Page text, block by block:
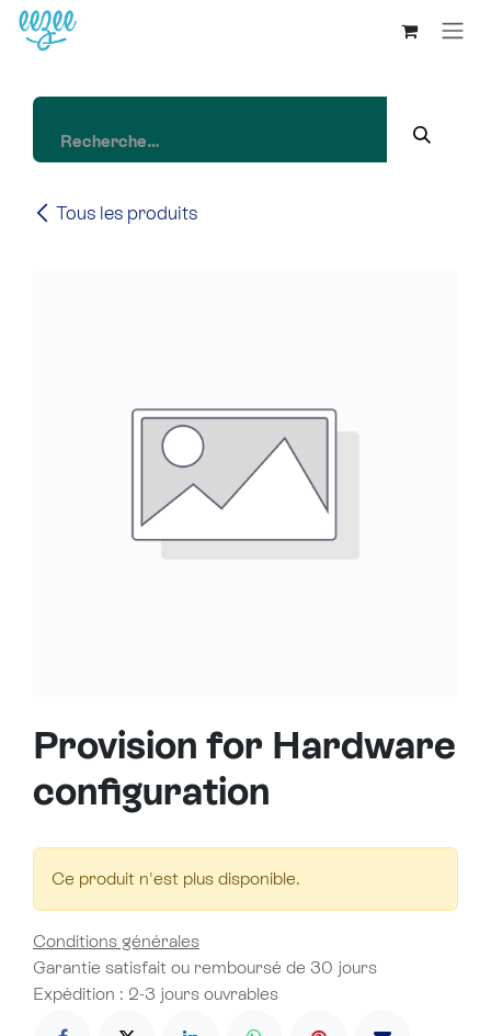
Tous les produits
Provision for Hardware
configuration
Ce produit n'est plus disponible.
Conditions générales
Garantie satisfait ou remboursé de 30 jours
Expédition : 2-3 jours ouvrables